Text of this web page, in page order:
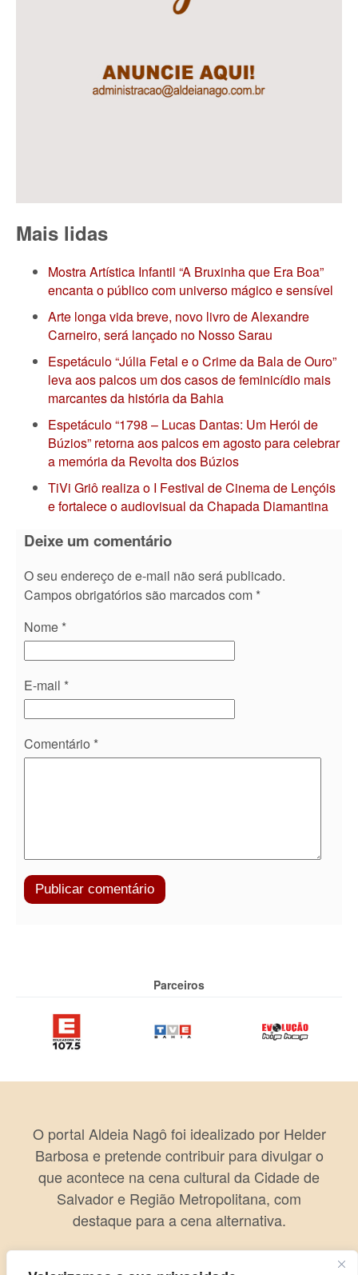
Mais lidas
Mostra Artística Infantil “A Bruxinha que Era Boa”
encanta o público com universo mágico e sensível
Arte longa vida breve, novo livro de Alexandre
Carneiro, será lançado no Nosso Sarau
Espetáculo “Júlia Fetal e o Crime da Bala de Ouro”
leva aos palcos um dos casos de feminicídio mais
marcantes da história da Bahia
Espetáculo “1798 – Lucas Dantas: Um Herói de
Búzios” retorna aos palcos em agosto para celebrar
a memória da Revolta dos Búzios
TiVi Griô realiza o I Festival de Cinema de Lençóis
e fortalece o audiovisual da Chapada Diamantina
Deixe um comentário
O seu endereço de e-mail não será publicado.
Campos obrigatórios são marcados com *
Nome *
E-mail *
Comentário *
Parceiros
O portal Aldeia Nagô foi idealizado por Helder
Barbosa e pretende contribuir para divulgar o
que acontece na cena cultural da Cidade de
Salvador e Região Metropolitana, com
destaque para a cena alternativa.